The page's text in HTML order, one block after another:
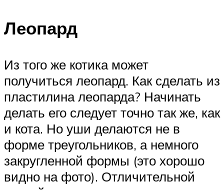
Леопард
Из того же котика может
получиться леопард. Как сделать из
пластилина леопарда? Начинать
делать его следует точно так же, как
и кота. Но уши делаются не в
форме треугольников, а немного
закругленной формы (это хорошо
видно на фото). Отличительной